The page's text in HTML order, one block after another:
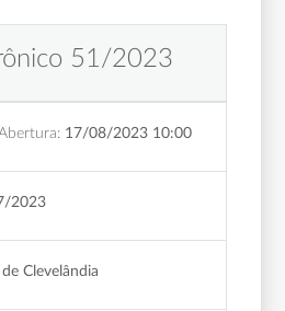
51/2023
17/08/2023 10:00
2023
Clevelândia